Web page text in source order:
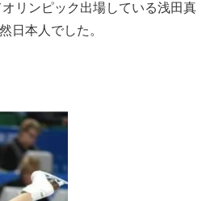
リンピック出場している浅田真
日本人でした。